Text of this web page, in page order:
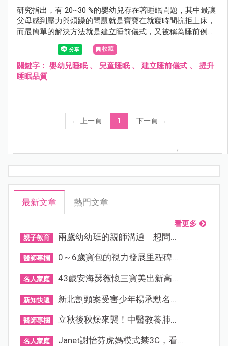
研究指出，有 20~30 %的嬰幼兒存在著睡眠問題，其中最讓
父母感到壓力與煩躁的問題就是寶寶在就寢時間抗拒上床，
而最簡單的解決方法就是建立睡前儀式，又被稱為睡前例行
活動。正確的睡前儀式能夠有效提升嬰幼兒的睡眠品質，減
少半夜鬧覺的次數與嚴重度，讓父母得到足夠的休息，甚至
讓父母有時間寵愛自己，或與伴侶共度浪漫的時光。
收藏
關鍵字： 嬰幼兒睡眠、 兒童睡眠、 建立睡前儀式 、 提升
睡眠品質
← 上一頁 1 下一頁 →
;
最新文章 熱門文章
看更多
親子教育 兩歲幼幼班的親師溝通「想問...
醫師專欄 0～6歲寶包的視力發展里程碑...
名人家庭 43歲安海瑟薇懷三寶美出新高...
新知快遞 新北割頸案受害少年楊承勳名...
醫師專欄 立秋後秋燥來襲！中醫教養肺...
名人家庭 Janet謝怡芬虎媽模式禁3C，看...